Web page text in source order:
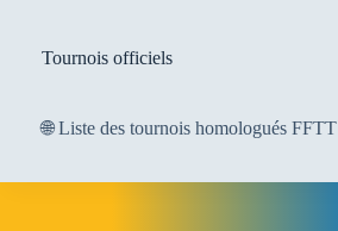
Tournois officiels
🌐Liste des tournois homologués FFTT